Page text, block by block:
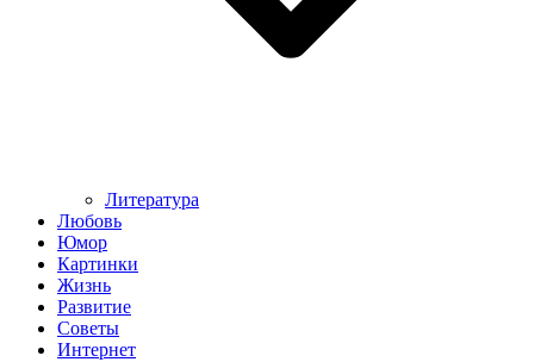
Литература
Любовь
Юмор
Картинки
Жизнь
Развитие
Советы
Интернет